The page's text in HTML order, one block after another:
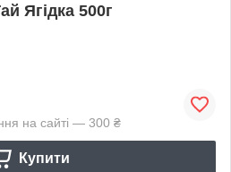
Ягідка 500г
на сайті — 300 ₴
Купити